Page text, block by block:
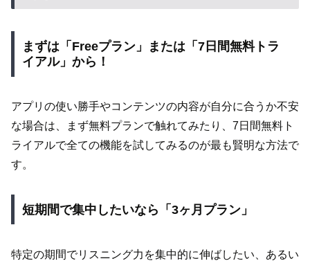
まずは「Freeプラン」または「7日間無料トラ
イアル」から！
アプリの使い勝手やコンテンツの内容が自分に合うか不安
な場合は、まず無料プランで触れてみたり、7日間無料ト
ライアルで全ての機能を試してみるのが最も賢明な方法で
す。
短期間で集中したいなら「3ヶ月プラン」
特定の期間でリスニング力を集中的に伸ばしたい、あるい